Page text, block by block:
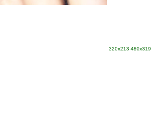
320x213 480x319